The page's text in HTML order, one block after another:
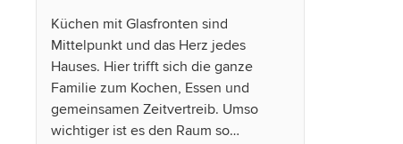
Küchen mit Glasfronten sind
Mittelpunkt und das Herz jedes
Hauses. Hier trifft sich die ganze
Familie zum Kochen, Essen und
gemeinsamen Zeitvertreib. Umso
wichtiger ist es den Raum so